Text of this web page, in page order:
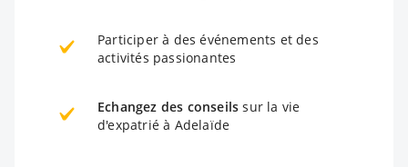
Participer à des événements et des
activités passionantes
Echangez des conseils sur la vie
d'expatrié à Adelaïde